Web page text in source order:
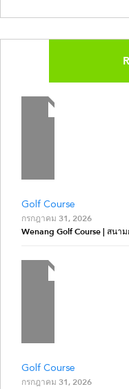
Golf Course
กรกฎาคม 31, 2026
Wenang Golf Course | สนา
Golf Course
กรกฎาคม 31, 2026